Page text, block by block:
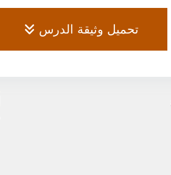
تحميل وثيقة الدرس